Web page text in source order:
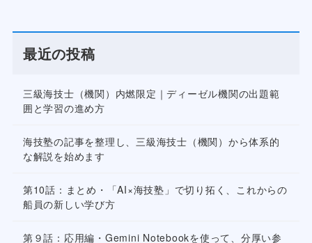
最近の投稿
三級海技士（機関）内燃限定｜ディーゼル機関の出題範
囲と学習の進め方
海技塾の記事を整理し、三級海技士（機関）から体系的
な解説を始めます
第10話：まとめ・「AI×海技塾」で切り拓く、これからの
船員の新しい学び方
第９話：応用編・Gemini Notebookを使って、分厚い参